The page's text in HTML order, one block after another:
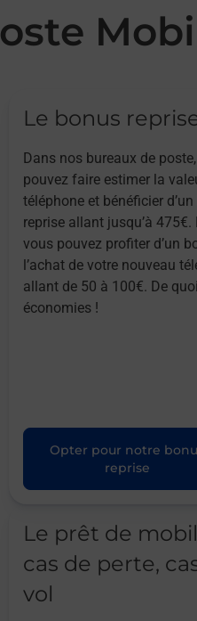
Le bonus
Dans nos bureaux de
pouvez faire estimer la
téléphone et bénéficier
reprise allant jusqu’à 475€.
vous pouvez profiter d’un
l’achat de votre nouveau
allant de 50 à 100€. De
économies !
Opter pour notre
reprise
Le prêt de
cas de perte,
vol